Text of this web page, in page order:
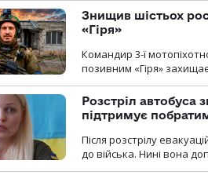
Знищив шістьох
«Гіря»
Командир 3-ї
позивним «Гіря»
Розстріл автобуса
підтримує
Після розстрілу
до війська. Нині вона